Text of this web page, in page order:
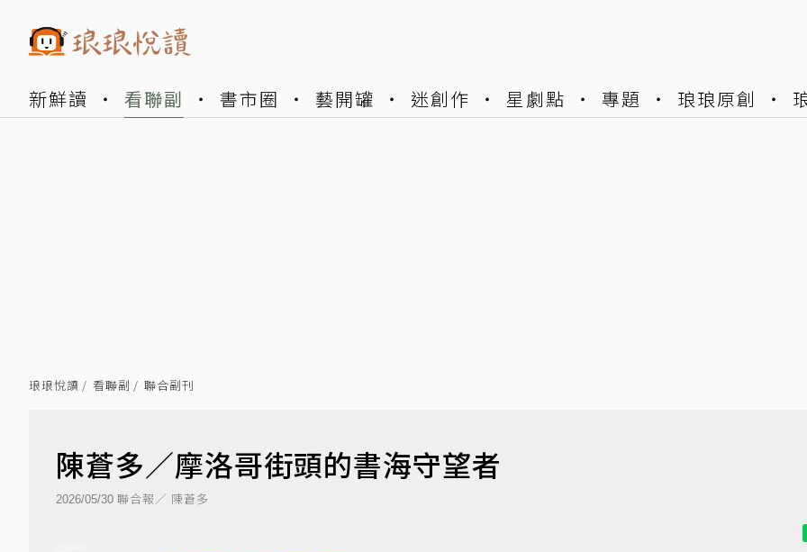
新鮮讀 看聯副 書市圈 藝開罐 迷創作 星劇點 專題 琅琅原創
琅琅悅讀 看聯副 聯合副刊
陳蒼多／摩洛哥街頭的書海守望者
2026/05/30 聯合報／ 陳蒼多